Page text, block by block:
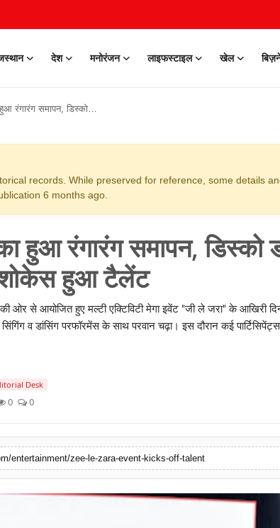
देश मनोरंजन लाइफस्टाइल खेल
डांस, सिंगिंग और मॉडलिंग इवेंट में शोकेस हुआ टैलेंट
records. While preserved for reference, some details
6 months ago.
हुआ रंगारंग समापन, डिस्को
शोकेस हुआ टैलेंट
ओर से आयोजित हुए मल्टी एक्टिविटी मेगा इवेंट "जी ले जरा" के आखिरी
व डांसिंग परफॉरमेंस के साथ परवान चढ़ा। इस दौरान कई
Public Figure • 30 Mar, 2026
Desk
0 0
entertainment/zee-le-zara-event-kicks-off-talent